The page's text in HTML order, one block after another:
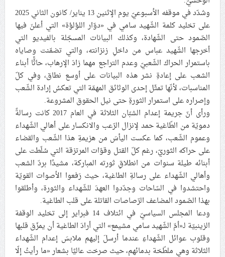
علماء البحرين: طلب الترخيص والإجازة من السلطة في
ممارسة الشعائر الحسينيّة هو في حقيقته محاربة لقضيّة
الإمام الحسين «ع»
لجنة مراسم الوداع والتشييع ومواراة الجثمان للإمام الشهيد
السيّد علي الحسيني الخامنئي تنشر تفاصيل التشييع في
إيران والعراق
وشدّد في موقفه الأسبوعيّ يوم الإثنين 13 يناير/ كانون الثاني 2025
على تخليد كلمة الشّهيد سامي في «دوّار اللؤلؤة» التي أعلنَ فيها
الصّمود حتى الشّهادة، وكذلك البيانات المسجّلة بالفيديو التي
أخرجها الشّهيد عباس من داخلِ زنزانته، والتي تضمّنت وصاياه
باستمرار الحراك الشّعبيّ وعدم التراجع مهما زادَ الإرهاب، حاثًّا أبناء
الشعب على إعادةِ نشر هذه البيانات على أوسع نطاق، وفي كلّ
المناسبات، لأنّها تمثّل إحدى الوثائق المهمّة التي تعكسُ إرادة الشّعب
وإصراره على استمرار الثورةِ حتى نيل الحقوق المشروعة.
ورأى أنّ جريمة إعدام الشبّان الثلاثة في العام 2017 كانت رسالةً
دمويّة من الطّاغية حمد لإنزال الرّعب والانكسار على أهالي الشّهداء
وعموم الشّعب، كما عكست اليأسَ من هزيمةِ هذا الشّعب والقضاء
على حراكه الثوريّ، رغم كلّ القتل وقوّات المرتزقة التي سُلّطت على
أبنائه طيلة سنوات من انطلاقِ ثورته المباركة، مشيدًا بردّ الشعب
وأهالي الشّهداء على رسالةِ الطاغية، حيث رَفعوا الأصوات القويّة
واحتشدوا في السّاحات وجدّدوا العهدَ للشّهداء والثورة، وأطلقوا
بهذا الصّمود المضاعف الرّصاصات القاتلة على قلب الطاغية.
ودعا المجلس السياسيّ في ائتلاف 14 فبراير إلى تخليد الوقفة
الزينبيّة لـ«أمّ الشّهيد سامي مشيمع» التي أرادَ الطاغية أن يمزّق قلبها
وقلوب عوائل الشّهداءِ عندما أرسلَ إليهم ملابسَ إعدام الشّهداء
الثلاثة وهي ملطّخة بدمائهم، حيث صرخت عاليًا بشعار «ما رأيتُ إلّا